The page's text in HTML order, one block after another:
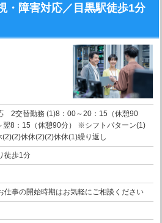
・障害対応／目黒駅徒歩1分
2交替勤務 (1)8：00～20：15（休憩90
翌8：15（休憩90分） ※シフトパターン(1)
休休(2)(2)休休(1)繰り返し
徒歩1分
事の開始時期はお気軽にご相談ください